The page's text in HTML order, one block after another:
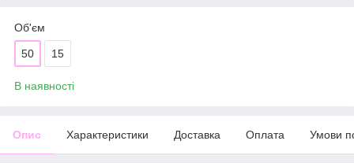
Об'єм
50 15
В наявності
Опис Характеристики Доставка Оплата Умови